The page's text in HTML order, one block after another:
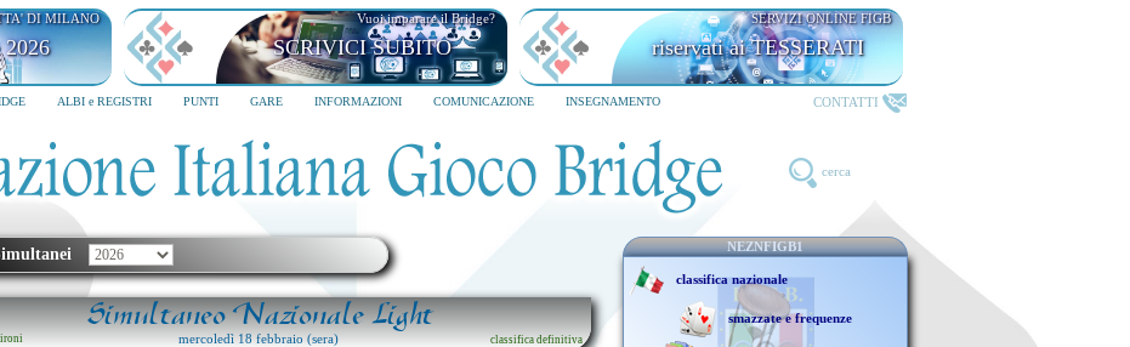
DI MILANO
2026
Vuoi imparare il Bridge?
SCRIVICI SUBITO
SERVIZI ONLINE FIGB
riservati ai TESSERATI
ALBI e REGISTRI PUNTI GARE INFORMAZIONI COMUNICAZIONE INSEGNAMENTO CONTATTI
cerca
Simultaneo Nazionale Light
mercoledì 18 febbraio (sera) classifica definitiva
NEZNFIGB1
classifica nazionale
smazzate e frequenze